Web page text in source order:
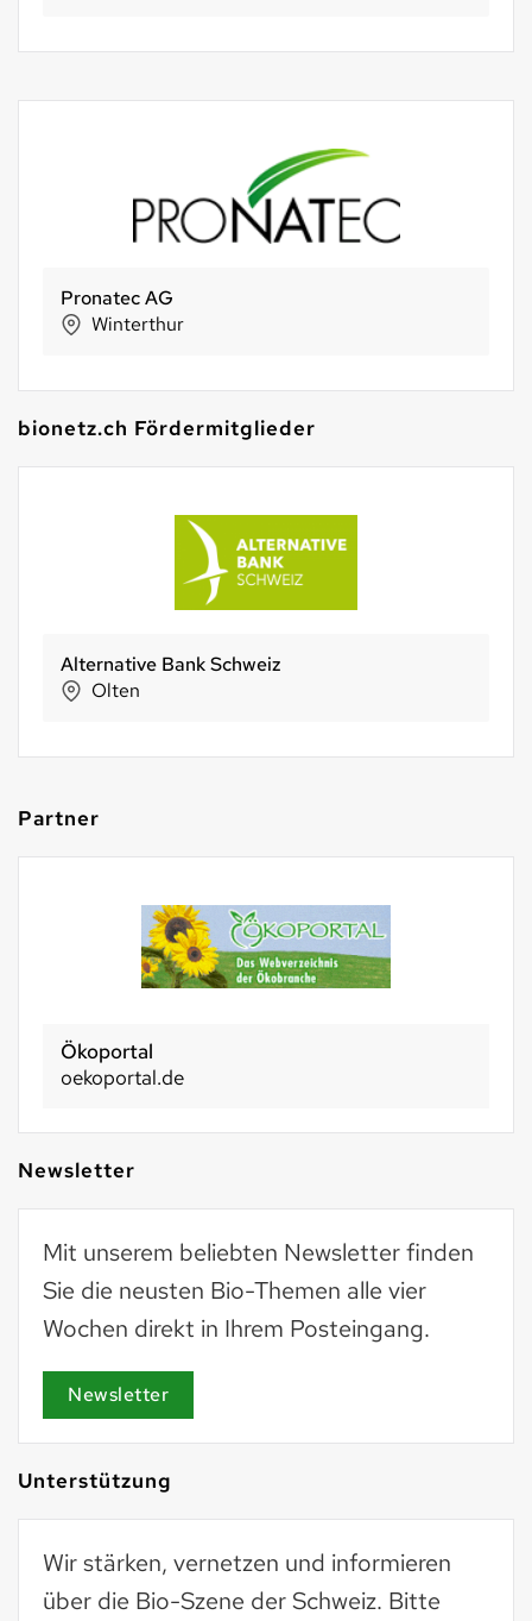
Vita Naturalis GmbH
bionetz.ch Fördermitglieder
Schweiz
Partner
Ökoportal
oekoportal.de
Newsletter
Mit unserem beliebten Newsletter finden
Sie die neusten Bio-Themen alle vier
Wochen direkt in Ihrem Posteingang.
Newsletter
Unterstützung
Wir stärken, vernetzen und informieren
über die Bio-Szene der Schweiz. Bitte